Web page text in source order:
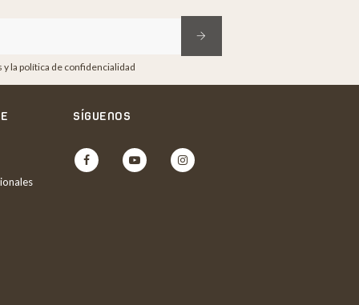
la política de confidencialidad
SÍGUENOS
Facebook YouTube Instagram